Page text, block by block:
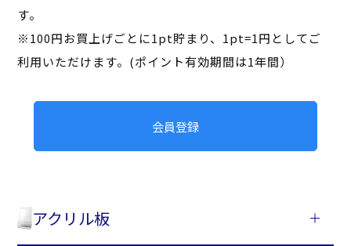
アクリル板
す。
※100円お買上げごとに1pt貯まり、1pt=1円としてご
利用いただけます。(ポイント有効期間は1年間）
会員登録